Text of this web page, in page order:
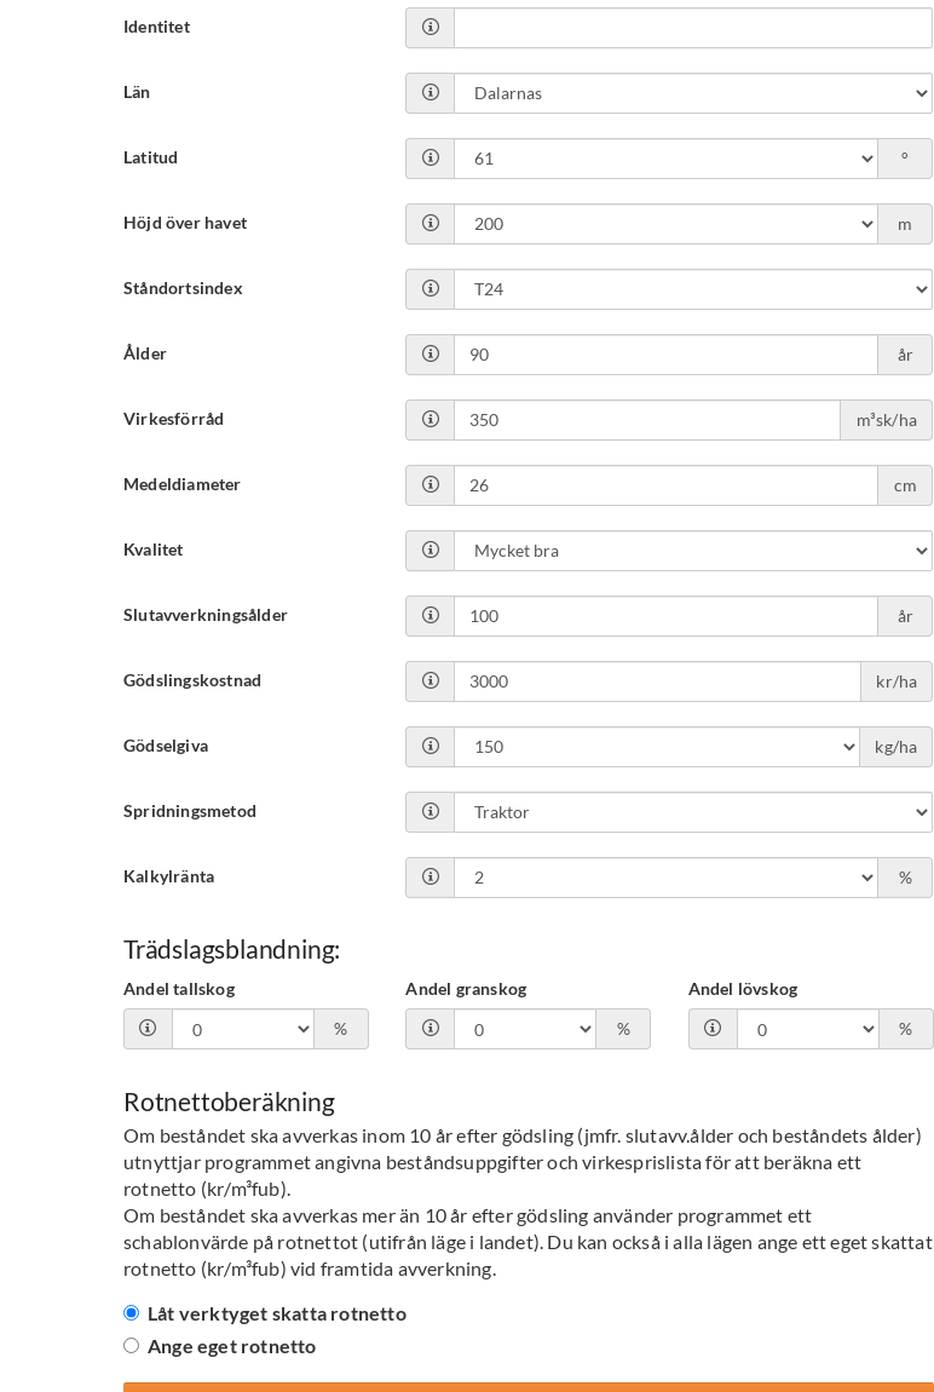
Identitet
Län
Latitud °
Höjd över havet m
Ståndortsindex
Ålder år
Virkesförråd m³sk/ha
Medeldiameter cm
Kvalitet
Slutavverkningsålder år
Gödslingskostnad kr/ha
Gödselgiva kg/ha
Spridningsmetod
Kalkylränta %
Trädslagsblandning:
Andel tallskog
%
Andel granskog
%
Andel lövskog
%
Rotnettoberäkning
Om beståndet ska avverkas inom 10 år efter gödsling (jmfr. slutavv.ålder och beståndets ålder)
utnyttjar programmet angivna beståndsuppgifter och virkesprislista för att beräkna ett
rotnetto (kr/m³fub).
Om beståndet ska avverkas mer än 10 år efter gödsling använder programmet ett
schablonvärde på rotnettot (utifrån läge i landet). Du kan också i alla lägen ange ett eget skattat
rotnetto (kr/m³fub) vid framtida avverkning.
Låt verktyget skatta rotnetto
Ange eget rotnetto